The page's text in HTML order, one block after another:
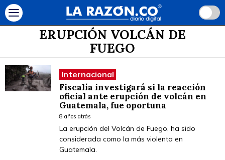
ERUPCIÓN VOLCÁN DE
FUEGO
Internacional
Fiscalía investigará si la reacción
oficial ante erupción de volcán en
Guatemala, fue oportuna
8 años atrás
La erupción del Volcán de Fuego, ha sido
considerada como la más violenta en
Guatemala.